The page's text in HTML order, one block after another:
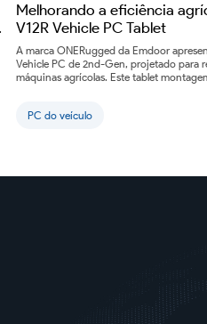
Melhorando a eficiência
V12R Vehicle PC Tablet
A marca ONERugged da Emdoor
Vehicle PC de 2nd-Gen, projetado para
máquinas agrícolas. Este tablet
PC do veículo